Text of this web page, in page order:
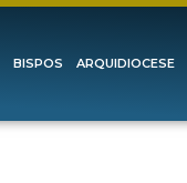
BISPOS ARQUIDIOCESE